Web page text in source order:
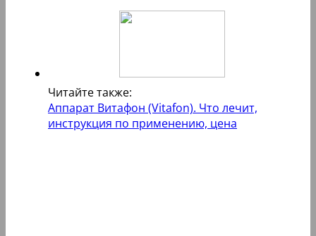
Читайте также:
Аппарат Витафон (Vitafon). Что лечит,
инструкция по применению, цена